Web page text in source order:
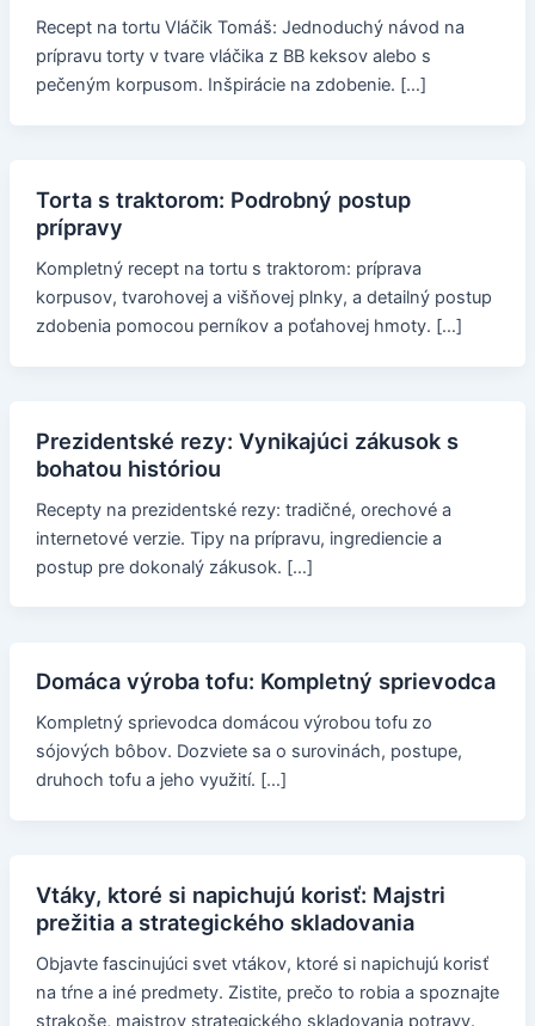
Recept na tortu Vláčik Tomáš: Jednoduchý návod na
prípravu torty v tvare vláčika z BB keksov alebo s
pečeným korpusom. Inšpirácie na zdobenie. […]
Torta s traktorom: Podrobný postup
prípravy
Kompletný recept na tortu s traktorom: príprava
korpusov, tvarohovej a višňovej plnky, a detailný postup
zdobenia pomocou perníkov a poťahovej hmoty. […]
Prezidentské rezy: Vynikajúci zákusok s
bohatou históriou
Recepty na prezidentské rezy: tradičné, orechové a
internetové verzie. Tipy na prípravu, ingrediencie a
postup pre dokonalý zákusok. […]
Domáca výroba tofu: Kompletný sprievodca
Kompletný sprievodca domácou výrobou tofu zo
sójových bôbov. Dozviete sa o surovinách, postupe,
druhoch tofu a jeho využití. […]
Vtáky, ktoré si napichujú korisť: Majstri
prežitia a strategického skladovania
Objavte fascinujúci svet vtákov, ktoré si napichujú korisť
na tŕne a iné predmety. Zistite, prečo to robia a spoznajte
strakoše, majstrov strategického skladovania potravy.